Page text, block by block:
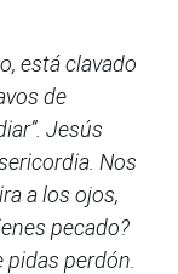
está clavado
de
Jesús
Nos
a los ojos,
pecado?
perdón.